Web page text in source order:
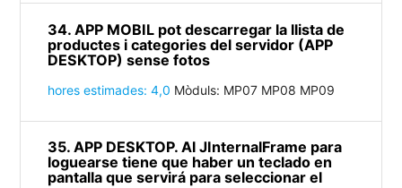
34. APP MOBIL pot descarregar la llista de
productes i categories del servidor (APP
DESKTOP) sense fotos
hores estimades: 4,0 Mòduls: MP07 MP08 MP09
35. APP DESKTOP. Al JInternalFrame para
loguearse tiene que haber un teclado en
pantalla que servirá para seleccionar el